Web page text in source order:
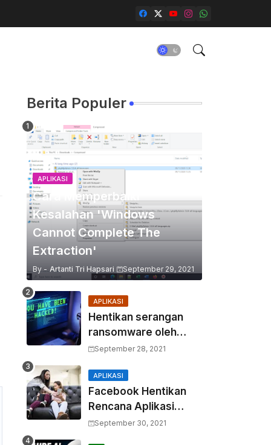
Berita Populer
APLIKASI
Cara Memperbaiki
Kesalahan 'Windows
Cannot Complete The
Extraction'
By - Artanti Tri Hapsari September 29, 2021
APLIKASI
Hentikan serangan
ransomware oleh
hacker! Berikut adalah
September 28, 2021
APLIKASI
Facebook Hentikan
Rencana Aplikasi
Instagram Kids
September 30, 2021